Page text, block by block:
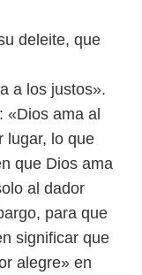
deleite, que
a los justos».
«Dios ama al
lugar, lo que
que Dios ama
al dador
para que
significar que
alegre» en